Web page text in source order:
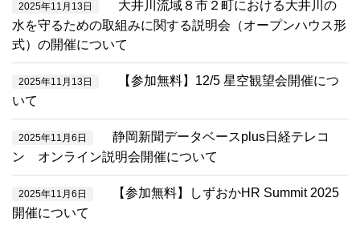
2025年11月13日
大井川流域８市２町における大井川の
水を守るための取組みに関する説明会（オープンハウス形
式）の開催について
2025年11月13日
【参加無料】12/5 星空観望会開催につ
いて
2025年11月6日
静岡新聞データベースplus日経テレコ
ン オンライン説明会開催について
2025年11月6日
【参加無料】しずおかHR Summit 2025
開催について